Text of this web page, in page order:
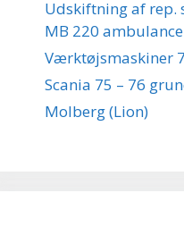
Udskiftning af rep.
MB 220 ambulance
Værktøjsmaskiner
Scania 75 – 76
Molberg (Lion)